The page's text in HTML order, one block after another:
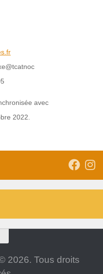
contact@
avec
2022.
2026. Tous droits